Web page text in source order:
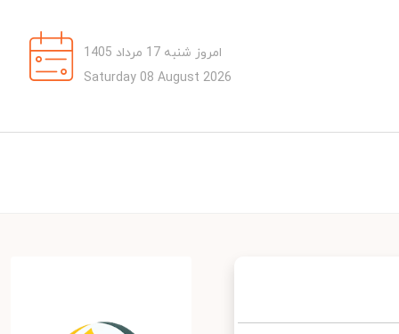
امروز شنبه 17 مرداد 1405
Saturday 08 August 2026